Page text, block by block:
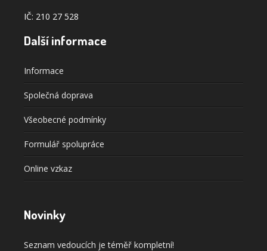
IČ: 210 27 528
Další informace
Informace
Společná doprava
Všeobecné podmínky
Formulář spolupráce
Online vzkaz
Novinky
Seznam vedoucích je téměř kompletní!